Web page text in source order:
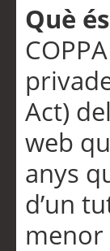
Què
Act)
web
anys
d’un
menor